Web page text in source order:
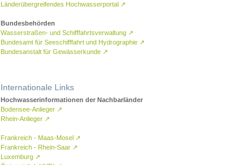
Länderübergreifendes Hochwasserportal ↗
Bundesbehörden
Wasserstraßen- und Schifffahrtsverwaltung ↗
Bundesamt für Seeschifffahrt und Hydrographie ↗
Bundesanstalt für Gewässerkunde ↗
Internationale Links
Hochwasserinformationen der Nachbarländer
Bodensee-Anlieger ↗
Rhein-Anlieger ↗
Frankreich - Maas-Mosel ↗
Frankreich - Rhein-Saar ↗
Luxemburg ↗